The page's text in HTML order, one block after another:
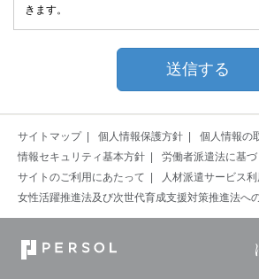
きます。
サイトマップ 個人情報保護方針
個人情報の
情報セキュリティ基本方針
労働者派遣法に基
サイトのご利用にあたって
人材派遣サービス
女性活躍推進法及び次世代育成支援対策推進法へ